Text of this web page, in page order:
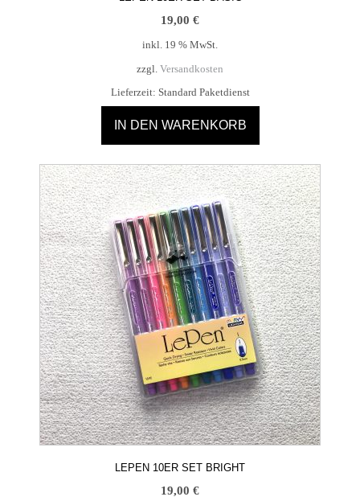
19,00 €
inkl. 19 % MwSt.
zzgl. Versandkosten
Lieferzeit: Standard Paketdienst
IN DEN WARENKORB
LEPEN 10ER SET BRIGHT
19,00 €